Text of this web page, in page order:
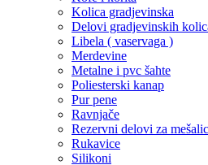
Kolica gradjevinska
Delovi gradjevinskih
Libela ( vaservaga )
Merdevine
Metalne i pvc šahte
Poliesterski kanap
Pur pene
Ravnjače
Rezervni delovi za
Rukavice
Silikoni